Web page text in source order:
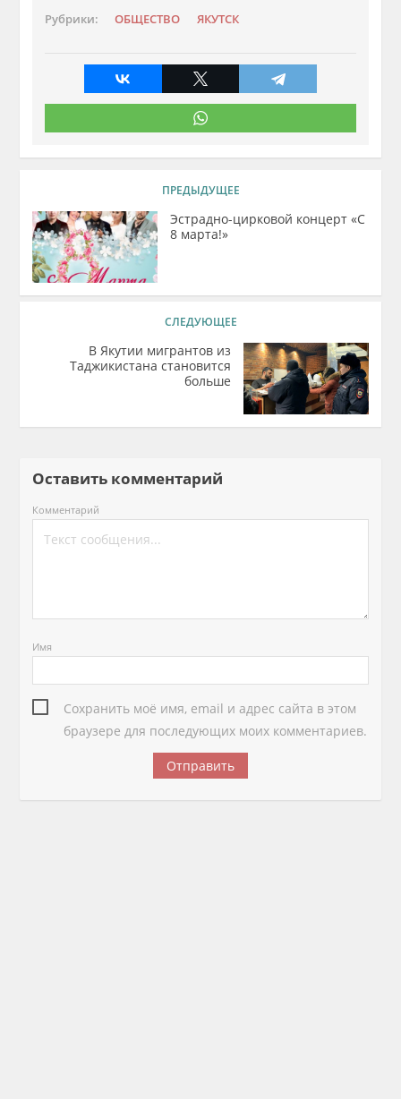
Рубрики: ОБЩЕСТВО ЯКУТСК
ПРЕДЫДУЩЕЕ
Эстрадно-цирковой концерт «С
8 марта!»
СЛЕДУЮЩЕЕ
В Якутии мигрантов из
Таджикистана становится
больше
Оставить комментарий
Комментарий
Имя
Сохранить моё имя, email и адрес сайта в этом
браузере для последующих моих комментариев.